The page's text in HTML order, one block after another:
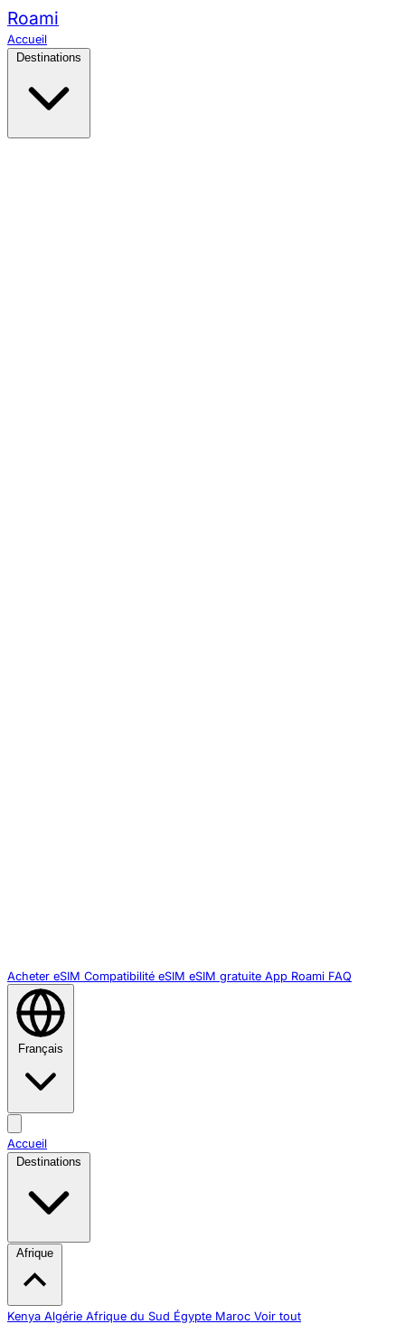
Roami
Accueil
Destinations
Acheter eSIM Compatibilité eSIM eSIM gratuite App Roami FAQ
Français
Accueil
Destinations
Afrique
Kenya Algérie Afrique du Sud Égypte Maroc Voir tout